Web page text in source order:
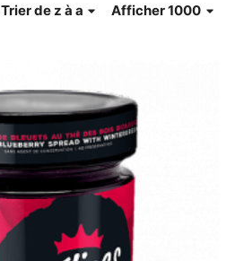
Afficher 1000
Trierde z à a